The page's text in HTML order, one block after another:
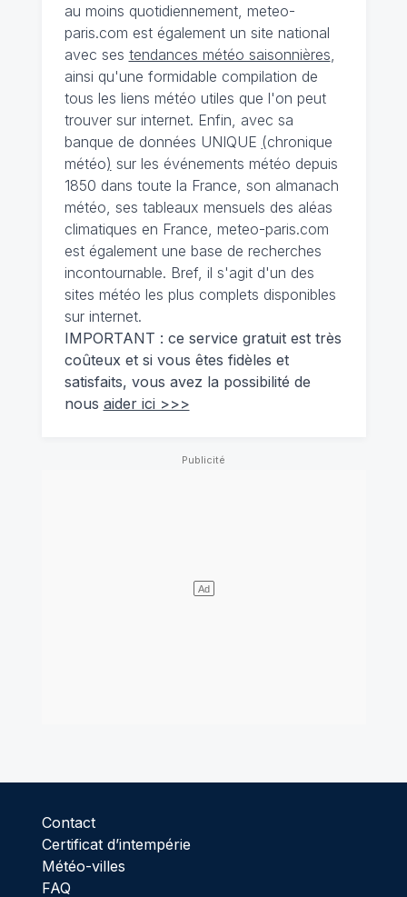
au moins quotidiennement, meteo-
paris.com est également un site national
avec ses tendances météo saisonnières,
ainsi qu'une formidable compilation de
tous les liens météo utiles que l'on peut
trouver sur internet. Enfin, avec sa
banque de données UNIQUE (chronique
météo) sur les événements météo depuis
1850 dans toute la France, son almanach
météo, ses tableaux mensuels des aléas
climatiques en France, meteo-paris.com
est également une base de recherches
incontournable. Bref, il s'agit d'un des
sites météo les plus complets disponibles
sur internet.
IMPORTANT : ce service gratuit est très
coûteux et si vous êtes fidèles et
satisfaits, vous avez la possibilité de
nous aider ici >>>
Contact
Certificat d’intempérie
Météo-villes
FAQ